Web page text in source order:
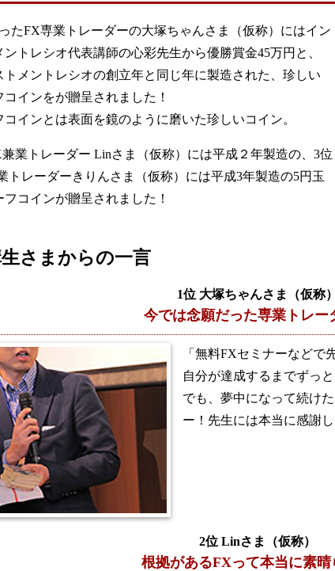
たFX専業トレーダーの大塚ちゃんさま（仮称）にはイン
ントレシオ代表講師の心彩先生から優勝賞金45万円と、
トメントレシオの創立年と同じ年に製造された、珍しい
コインをが贈呈されました！
コインとは表面を鏡のように磨いた珍しいコイン。
兼業トレーダー Linさま（仮称）には平成２年製造の、3位
トレーダーきりんさま（仮称）には平成3年製造の5円玉
フコインが贈呈されました！
さまからの一言
1位 大塚ちゃんさま（仮称）
今では念願だった専業トレー
「無料FXセミナーなどで
自分が達成するまでずっ
でも、夢中になって続け
ー！先生には本当に感謝し
2位 Linさま（仮称）
根拠があるFXって本当に素晴